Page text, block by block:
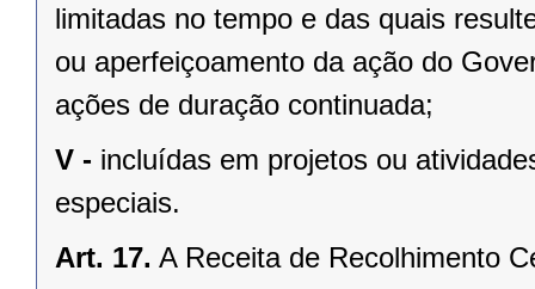
limitadas no tempo e das quais
ou aperfeiçoamento da ação do
ações de duração continuada;
V - incluídas em projetos ou
especiais.
Art. 17. A Receita de Recolhimento